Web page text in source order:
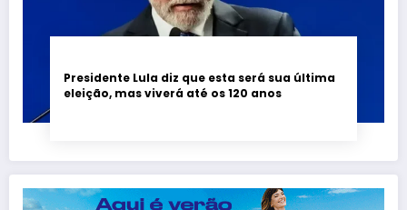
Presidente Lula diz que esta será sua última
eleição, mas viverá até os 120 anos